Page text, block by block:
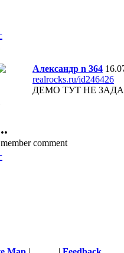
Александр n 364
realrocks.ru/id246426
ДЕМО ТУТ НЕ
••
member comment